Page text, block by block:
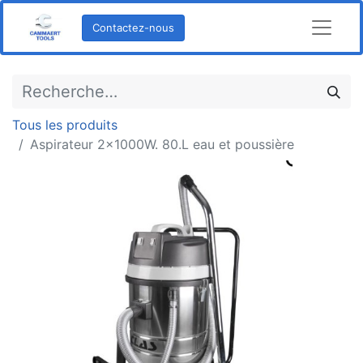
Contactez-nous
Tous les produits
Aspirateur 2x1000W. 80.L eau et poussière